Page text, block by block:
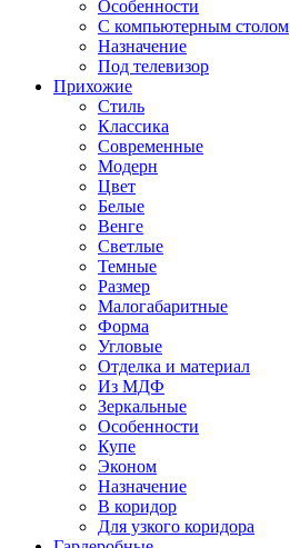
Особенности
С компьютерным столом
Назначение
Под телевизор
Прихожие
Стиль
Классика
Современные
Модерн
Цвет
Белые
Венге
Светлые
Темные
Размер
Малогабаритные
Форма
Угловые
Отделка и материал
Из МДФ
Зеркальные
Особенности
Купе
Эконом
Назначение
В коридор
Для узкого коридора